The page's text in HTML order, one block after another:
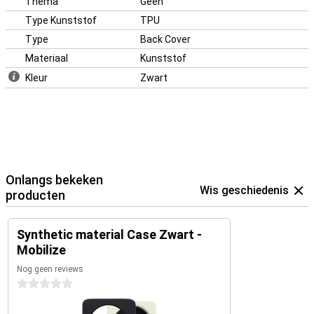
Type Kunststof
TPU
Type
Back Cover
Materiaal
Kunststof
Kleur
Zwart
Onlangs bekeken
producten
Wis geschiedenis
Synthetic material Case Zwart -
Mobilize
Nog geen reviews
0 sterren